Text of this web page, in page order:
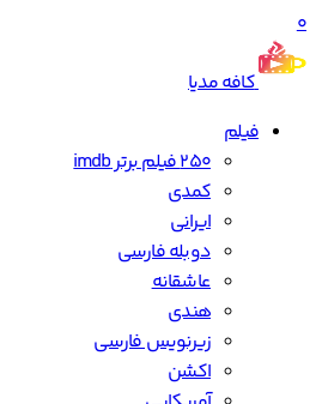
0
کافه مدیا
فیلم
250 فیلم برتر imdb
کمدی
ایرانی
دوبله فارسی
عاشقانه
هندی
زیرنویس فارسی
اکشن